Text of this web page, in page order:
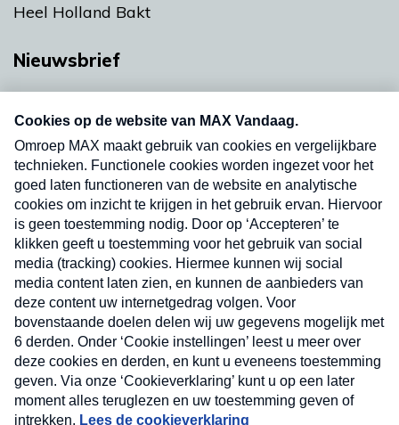
Heel Holland Bakt
Nieuwsbrief
nieuwsbrief. Elke vrijdag- en dinsdagochtend in
uw mailbox.
Verzend
Nieuwsbrief
Neem hier een gratis abonnement op onze
nieuwsbrief. Elke vrijdag- en dinsdagochtend in uw